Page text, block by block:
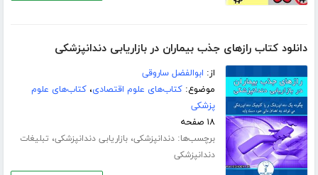
دانلود کتاب رازهای جذب بیماران در بازاریابی دندانپزشکی
از: ابوالفضل ساروقی
موضوع:کتاب‌های علوم اقتصادی،کتاب‌های علوم
پزشکی
۱۸ صفحه
برچسب‌ها:دندانپزشکی،بازاریابی دندانپزشکی، تبلیغات
دندانپزشکی